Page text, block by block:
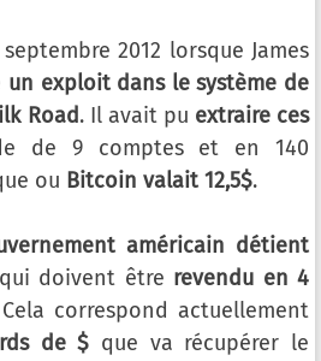
2012 lorsque James
un exploit dans le système de
Road. Il avait pu extraire ces
de 9 comptes et en 140
ou Bitcoin valait 12,5$.
américain détient
doivent être revendu en 4
correspond actuellement
de $ que va récupérer le